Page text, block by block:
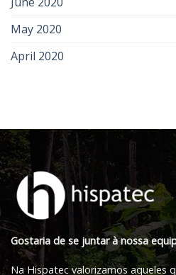
May 2020
April 2020
Gostaria de se juntar à nossa
Na Hispatec valorizamos aqueles